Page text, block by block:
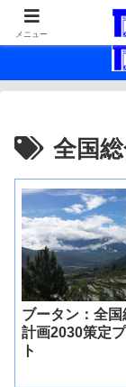
全国
ブータン：全
計画2030策定
ト
メニュー